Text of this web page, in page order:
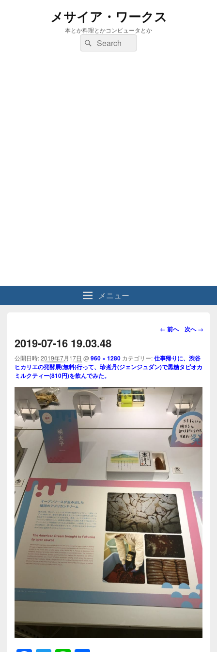
メサイア・ワークス
本とか料理とかコンピュータとか
検
索:
検
索
メニュー
画
ビ
ゲ
シ
ョ
ン
← 前へ 次へ →
2019-07-16 19.03.48
公開日時:2019年7月17日 @960 × 1280 カテゴリー:仕事帰りに、渋谷
ヒカリエの発酵展(無料)行って、珍煮丹(ジェンジュダン)で黒糖タピオカ
ミルクティー(810円)を飲んでみた。